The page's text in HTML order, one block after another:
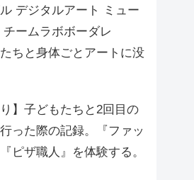
デジタルアート ミュー
ームラボボーダレ
ちと身体ごとアートに没
】子どもたちと2回目の
った際の記録。『ファッ
ピザ職人』を体験する。